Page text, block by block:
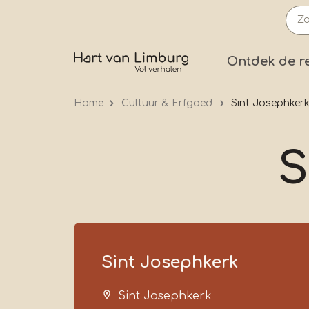
Ontdek de
Home Cultuur & Erfgoed Sint Josephkerk
Sint Josephkerk
Sint Josephkerk